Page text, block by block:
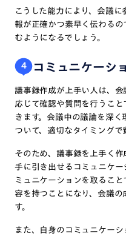
こうした能力により、会議
報が正確かつ素早く伝わるの
むようになるでしょう。
4 コミュニケーシ
議事録作成が上手い人は、
応じて確認や質問を行うこ
きます。会議中の議論を深
ついて、適切なタイミングで
そのため、議事録を上手く
手に引き出せるコミュニケー
ミュニケーションを取るこ
容を持つことになり、会議
す。
また、自身のコミュニケー